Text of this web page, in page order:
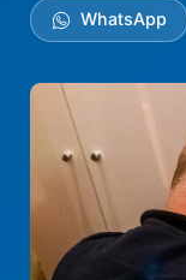
WhatsApp